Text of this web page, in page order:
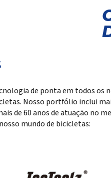
de ponta em todos os
Nosso portfólio inclui
de 60 anos de atuação no
mundo de bicicletas: